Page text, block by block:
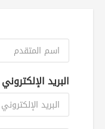
البريد الإلكتروني